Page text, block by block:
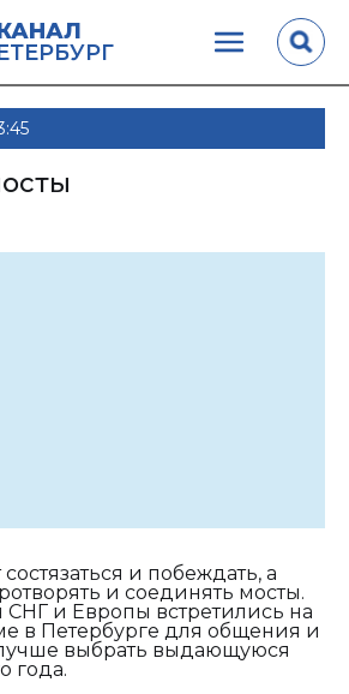
и побеждать, а
и соединять мосты.
и Европы встретились на
в Петербурге для общения и
выбрать выдающуюся
года.